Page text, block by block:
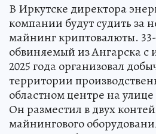
В Иркутске директора
компании будут судить за
майнинг криптовалюты.
обвиняемый из Ангарска с
2025 года организовал
территории
областном центре на
Он разместил в двух
майнингового